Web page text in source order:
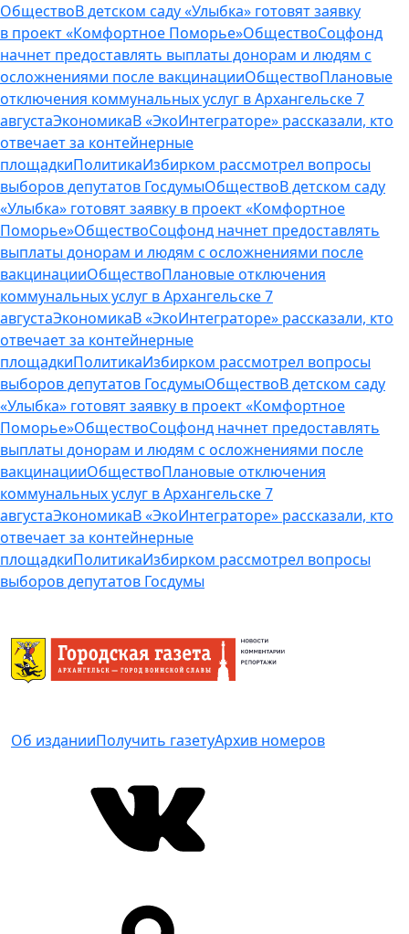
ОбществоВ детском саду «Улыбка» готовят заявку
в проект «Комфортное Поморье»ОбществоСоцфонд
начнет предоставлять выплаты донорам и людям с
осложнениями после вакцинацииОбществоПлановые
отключения коммунальных услуг в Архангельске 7
августаЭкономикаВ «ЭкоИнтеграторе» рассказали, кто
отвечает за контейнерные
площадкиПолитикаИзбирком рассмотрел вопросы
выборов депутатов ГосдумыОбществоВ детском саду
«Улыбка» готовят заявку в проект «Комфортное
Поморье»ОбществоСоцфонд начнет предоставлять
выплаты донорам и людям с осложнениями после
вакцинацииОбществоПлановые отключения
коммунальных услуг в Архангельске 7
августаЭкономикаВ «ЭкоИнтеграторе» рассказали, кто
отвечает за контейнерные
площадкиПолитикаИзбирком рассмотрел вопросы
выборов депутатов ГосдумыОбществоВ детском саду
«Улыбка» готовят заявку в проект «Комфортное
Поморье»ОбществоСоцфонд начнет предоставлять
выплаты донорам и людям с осложнениями после
вакцинацииОбществоПлановые отключения
коммунальных услуг в Архангельске 7
августаЭкономикаВ «ЭкоИнтеграторе» рассказали, кто
отвечает за контейнерные
площадкиПолитикаИзбирком рассмотрел вопросы
выборов депутатов Госдумы
Об изданииПолучить газетуАрхив номеров